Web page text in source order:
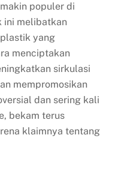
populer di
ini melibatkan
yang
menciptakan
sirkulasi
mempromosikan
dan sering kali
bekam terus
klaimnya tentang